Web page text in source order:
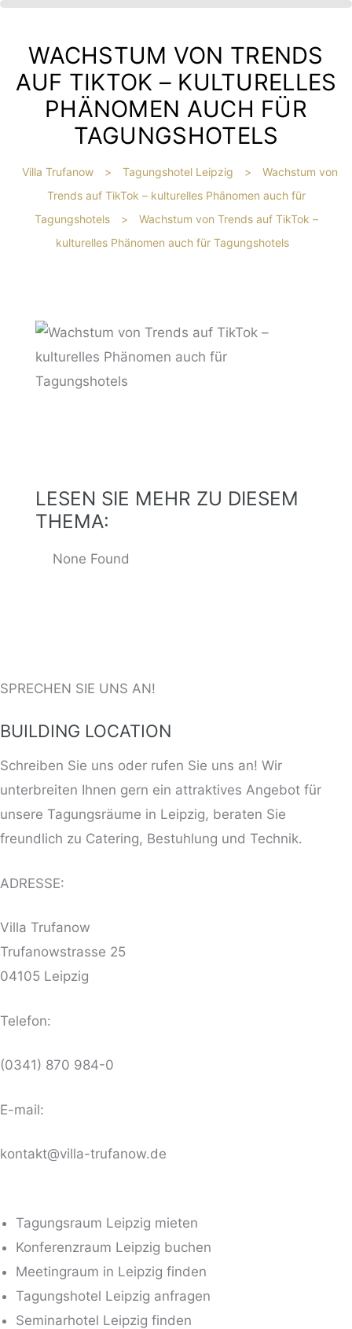
WACHSTUM VON TRENDS
AUF TIKTOK – KULTURELLES
PHÄNOMEN AUCH FÜR
TAGUNGSHOTELS
Villa Trufanow > Tagungshotel Leipzig >
Wachstum von
Trends auf TikTok – kulturelles Phänomen auch für
Tagungshotels
>
Wachstum von Trends auf TikTok –
kulturelles Phänomen auch für Tagungshotels
LESEN SIE MEHR ZU DIESEM
THEMA:
None Found
SPRECHEN SIE UNS AN!
BUILDING LOCATION
Schreiben Sie uns oder rufen Sie uns an! Wir
unterbreiten Ihnen gern ein attraktives Angebot für
unsere Tagungsräume in Leipzig, beraten Sie
freundlich zu Catering, Bestuhlung und Technik.
ADRESSE:
Villa Trufanow
Trufanowstrasse 25
04105 Leipzig
Telefon:
(0341) 870 984-0
E-mail:
kontakt@villa-trufanow.de
Tagungsraum Leipzig mieten
Konferenzraum Leipzig buchen
Meetingraum in Leipzig finden
Tagungshotel Leipzig anfragen
Seminarhotel Leipzig finden